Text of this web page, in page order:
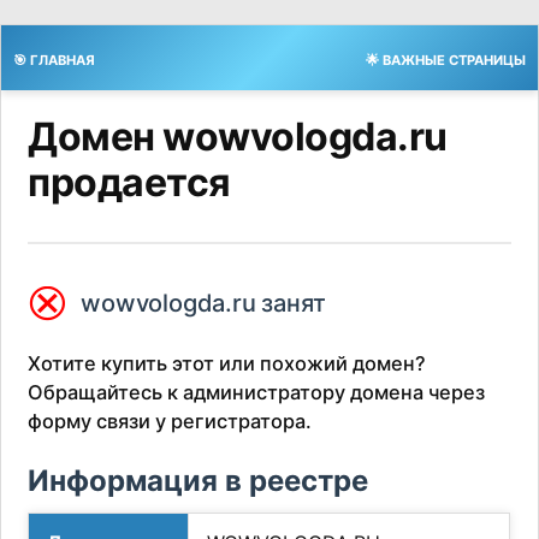
🎯 ГЛАВНАЯ 🌟 ВАЖНЫЕ СТРАНИЦЫ
Домен wowvologda.ru
продается
⮿ wowvologda.ru занят
Хотите купить этот или похожий домен?
Обращайтесь к администратору домена через
форму связи у регистратора.
Информация в реестре